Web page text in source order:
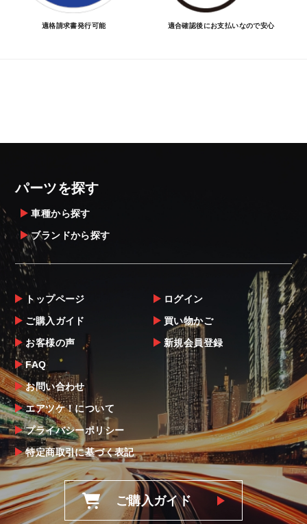
適格請求書発行可能 適合確認後にお支払いなので安心
パーツを探す
車種から探す
ブランドから探す
トップページ
ご購入ガイド
お客様の声
FAQ
お問い合わせ
エアツケ！について
プライバシーポリシー
特定商取引に基づく表記
ログイン
買い物かご
新規会員登録
ご購入ガイド